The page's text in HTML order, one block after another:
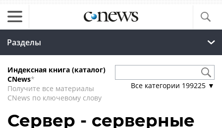
Разделы
Индексная книга (каталог)
CNews*
Получите все материалы
CNews по ключевому слову
Все категории 199225 ▼
Сервер - серверные